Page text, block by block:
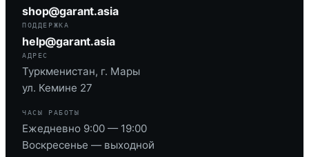
shop@garant.asia
ПОДДЕРЖКА
help@garant.asia
АДРЕС
Туркменистан, г. Мары
ул. Кемине 27
ЧАСЫ РАБОТЫ
Ежедневно 9:00 — 19:00
Воскресенье — выходной